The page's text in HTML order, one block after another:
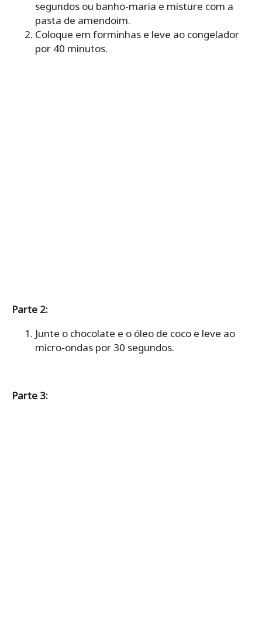
segundos ou banho-maria e misture com a
pasta de amendoim.
Coloque em forminhas e leve ao congelador
por 40 minutos.
Parte 2:
Junte o chocolate e o óleo de coco e leve ao
micro-ondas por 30 segundos.
Parte 3: